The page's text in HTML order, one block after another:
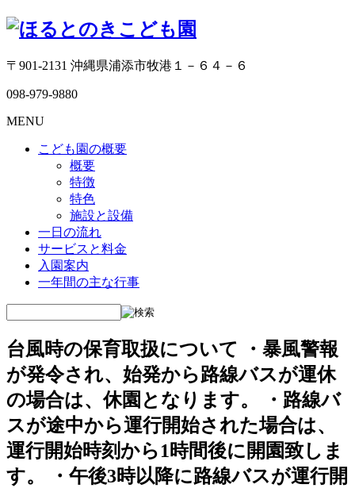
〒901-2131 沖縄県浦添市牧港１－６４－６
098-979-9880
MENU
こども園の概要
概要
特徴
特色
施設と設備
一日の流れ
サービスと料金
入園案内
一年間の主な行事
台風時の保育取扱について ・暴風警報
が発令され、始発から路線バスが運休
の場合は、休園となります。 ・路線バ
スが途中から運行開始された場合は、
運行開始時刻から1時間後に開園致しま
す。 ・午後3時以降に路線バスが運行開